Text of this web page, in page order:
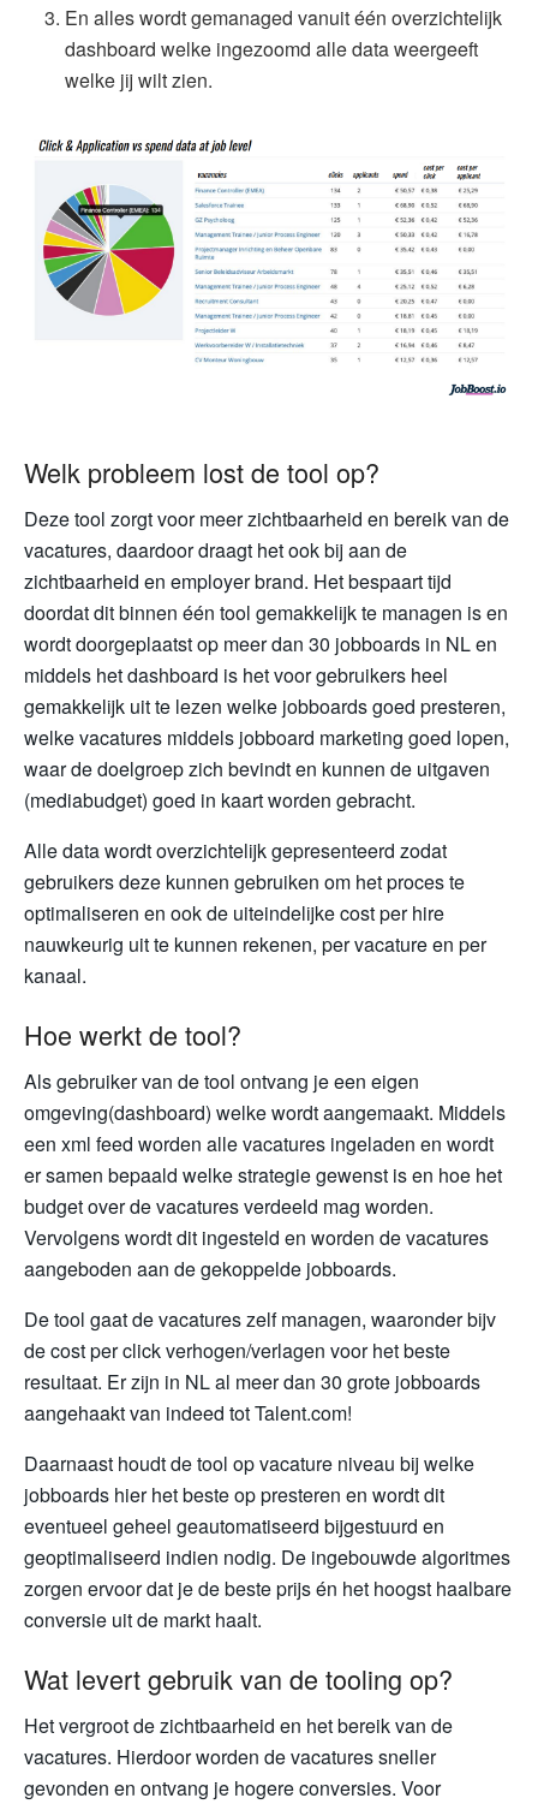
En alles wordt gemanaged vanuit één overzichtelijk
dashboard welke ingezoomd alle data weergeeft
welke jij wilt zien.
Welk probleem lost de tool op?
Deze tool zorgt voor meer zichtbaarheid en bereik van de
vacatures, daardoor draagt het ook bij aan de
zichtbaarheid en employer brand. Het bespaart tijd
doordat dit binnen één tool gemakkelijk te managen is en
wordt doorgeplaatst op meer dan 30 jobboards in NL en
middels het dashboard is het voor gebruikers heel
gemakkelijk uit te lezen welke jobboards goed presteren,
welke vacatures middels jobboard marketing goed lopen,
waar de doelgroep zich bevindt en kunnen de uitgaven
(mediabudget) goed in kaart worden gebracht.
Alle data wordt overzichtelijk gepresenteerd zodat
gebruikers deze kunnen gebruiken om het proces te
optimaliseren en ook de uiteindelijke cost per hire
nauwkeurig uit te kunnen rekenen, per vacature en per
kanaal.
Hoe werkt de tool?
Als gebruiker van de tool ontvang je een eigen
omgeving(dashboard) welke wordt aangemaakt. Middels
een xml feed worden alle vacatures ingeladen en wordt
er samen bepaald welke strategie gewenst is en hoe het
budget over de vacatures verdeeld mag worden.
Vervolgens wordt dit ingesteld en worden de vacatures
aangeboden aan de gekoppelde jobboards.
De tool gaat de vacatures zelf managen, waaronder bijv
de cost per click verhogen/verlagen voor het beste
resultaat. Er zijn in NL al meer dan 30 grote jobboards
aangehaakt van indeed tot Talent.com!
Daarnaast houdt de tool op vacature niveau bij welke
jobboards hier het beste op presteren en wordt dit
eventueel geheel geautomatiseerd bijgestuurd en
geoptimaliseerd indien nodig. De ingebouwde algoritmes
zorgen ervoor dat je de beste prijs én het hoogst haalbare
conversie uit de markt haalt.
Wat levert gebruik van de tooling op?
Het vergroot de zichtbaarheid en het bereik van de
vacatures. Hierdoor worden de vacatures sneller
gevonden en ontvang je hogere conversies. Voor